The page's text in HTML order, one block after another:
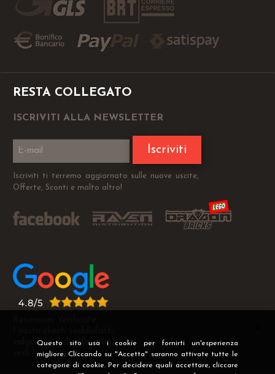
Questo sito usa i cookie per fornirti un'esperienza
migliore. Cliccando su "Accetta" saranno attivate tutte le
categorie di cookie. Per decidere quali accettare, cliccare
RESTA COLLEGATO
ISCRIVITI ALLA NEWSLETTER
Iscriviti
Iscriviti ti terremo aggiornato sulle nuove uscite,
Offerte, Sconti e molto altro!
valgono più di mille parole
vedi le recensioni >